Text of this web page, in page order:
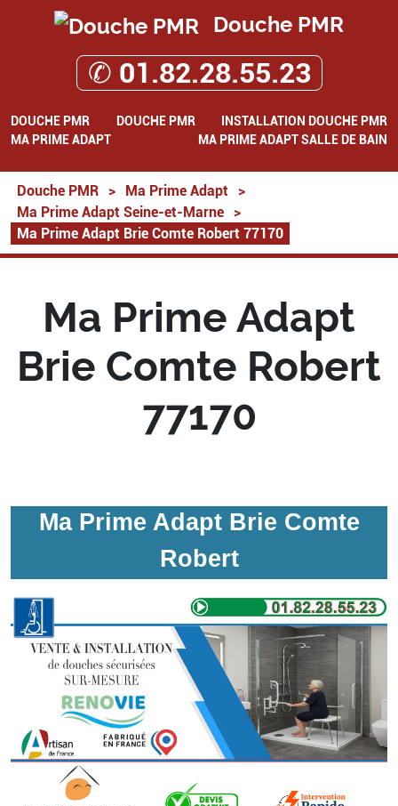
Douche PMR
✆ 01.82.28.55.23
DOUCHE PMR DOUCHE PMR
INSTALLATION DOUCHE PMR
MA PRIME ADAPT
MA PRIME ADAPT SALLE DE BAIN
Douche PMR > Ma Prime Adapt
>
Ma Prime Adapt Seine-et-Marne
>
Ma Prime Adapt Brie Comte Robert 77170
Ma Prime Adapt
Brie Comte Robert
77170
Ma Prime Adapt Brie Comte
Robert